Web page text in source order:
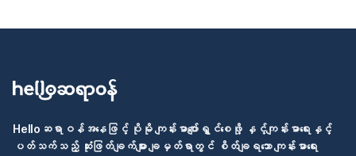
Helloဆရာဝန်အနေဖြင့် ပိုမို ကျန်းမာပျော်ရွှင်စေဖို့ နှင့်ကျန်းမာရေးနှင့်
ပတ်သက်သည့် ဆုံးဖြတ်ချက်များ ချမှတ်ရာတွင် စိတ်ချရသော ကျန်းမာရေး